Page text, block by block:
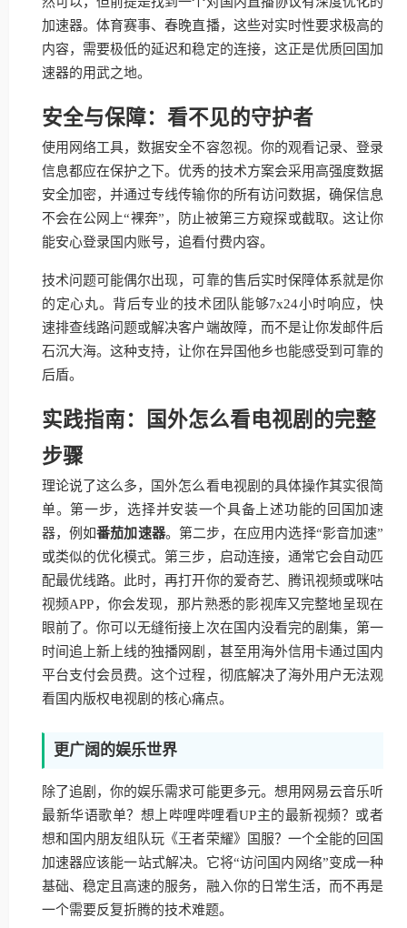
加速器。体育赛事、春晚直播，这些对实时性要求极高的
内容，需要极低的延迟和稳定的连接，这正是优质回国加
速器的用武之地。
安全与保障：看不见的守护者
使用网络工具，数据安全不容忽视。你的观看记录、登录
信息都应在保护之下。优秀的技术方案会采用高强度数据
安全加密，并通过专线传输你的所有访问数据，确保信息
不会在公网上“裸奔”，防止被第三方窥探或截取。这让你
能安心登录国内账号，追看付费内容。
技术问题可能偶尔出现，可靠的售后实时保障体系就是你
的定心丸。背后专业的技术团队能够7x24小时响应，快
速排查线路问题或解决客户端故障，而不是让你发邮件后
石沉大海。这种支持，让你在异国他乡也能感受到可靠的
后盾。
实践指南：国外怎么看电视剧的完整
步骤
理论说了这么多，国外怎么看电视剧的具体操作其实很简
单。第一步，选择并安装一个具备上述功能的回国加速
器，例如番茄加速器。第二步，在应用内选择“影音加速”
或类似的优化模式。第三步，启动连接，通常它会自动匹
配最优线路。此时，再打开你的爱奇艺、腾讯视频或咪咕
视频APP，你会发现，那片熟悉的影视库又完整地呈现在
眼前了。你可以无缝衔接上次在国内没看完的剧集，第一
时间追上新上线的独播网剧，甚至用海外信用卡通过国内
平台支付会员费。这个过程，彻底解决了海外用户无法观
看国内版权电视剧的核心痛点。
更广阔的娱乐世界
除了追剧，你的娱乐需求可能更多元。想用网易云音乐听
最新华语歌单？想上哔哩哔哩看UP主的最新视频？或者
想和国内朋友组队玩《王者荣耀》国服？一个全能的回国
加速器应该能一站式解决。它将“访问国内网络”变成一种
基础、稳定且高速的服务，融入你的日常生活，而不再是
一个需要反复折腾的技术难题。